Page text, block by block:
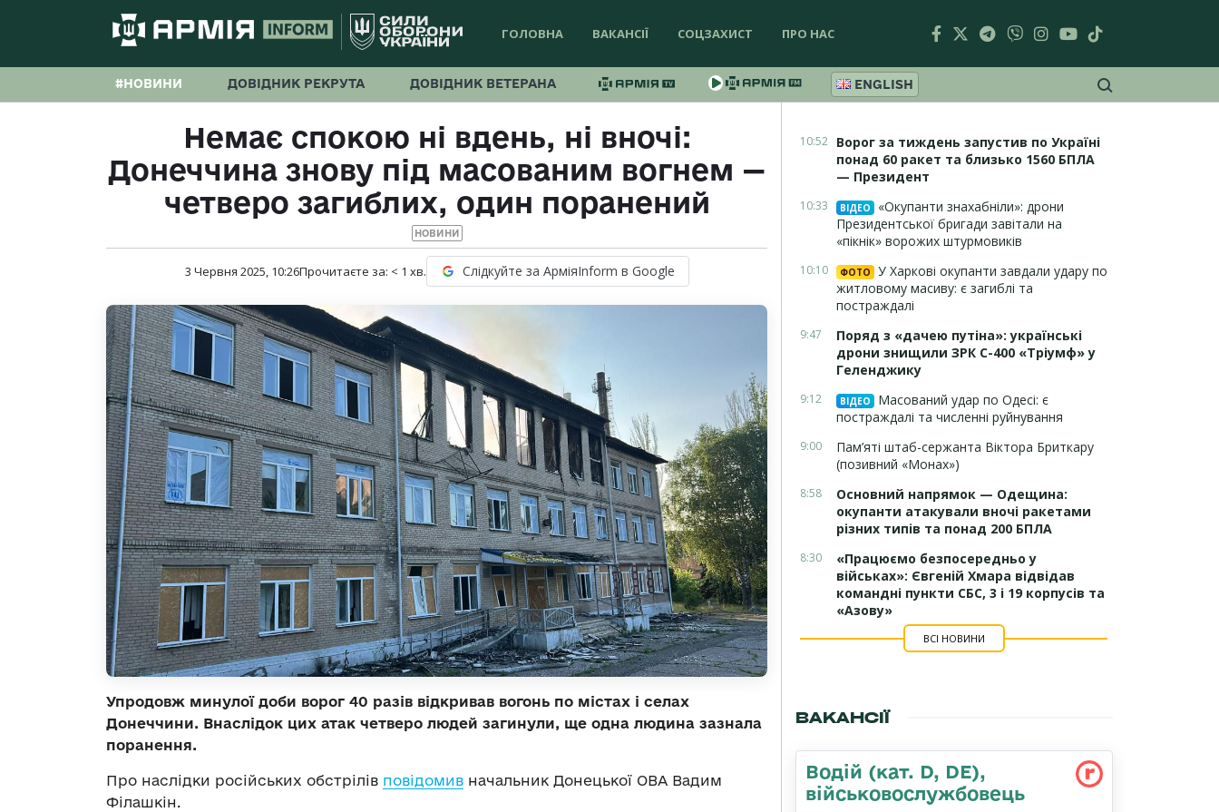
ГОЛОВНА ВАКАНСІЇ СОЦЗАХИСТ ПРО НАС
#НОВИНИ ДОВІДНИК РЕКРУТА ДОВІДНИК ВЕТЕРАНА ENGLISH
Немає спокою ні вдень, ні вночі:
Донеччина знову під масованим вогнем —
четверо загиблих, один поранений
НОВИНИ
3 Червня 2025, 10:26Прочитаєте за: < 1 хв. Слідкуйте за АрміяInform в Google
Упродовж минулої доби ворог 40 разів відкривав вогонь по містах і селах
Донеччини. Внаслідок цих атак четверо людей загинули, ще одна людина зазнала
поранення.
Про наслідки російських обстрілів повідомив начальник Донецької ОВА Вадим
Філашкін.
10:52 Ворог за тиждень запустив по Україні
понад 60 ракет та близько 1560 БПЛА
— Президент
10:33 ВІДЕО
«Окупанти знахабніли»: дрони
Президентської бригади завітали на
«пікнік» ворожих штурмовиків
10:10 ФОТО
У Харкові окупанти завдали удару по
житловому масиву: є загиблі та
постраждалі
9:47
Поряд з «дачею путіна»: українські
дрони знищили ЗРК С-400 «Тріумф» у
Геленджику
9:12 ВІДЕО
Масований удар по Одесі: є
постраждалі та численні руйнування
9:00
Пам’яті штаб-сержанта Віктора Бриткару
(позивний «Монах»)
8:58
Основний напрямок — Одещина:
окупанти атакували вночі ракетами
різних типів та понад 200 БПЛА
8:30
«Працюємо безпосередньо у
військах»: Євгеній Хмара відвідав
командні пункти СБС, 3 і 19 корпусів та
«Азову»
ВСІ НОВИНИ
ВАКАНСІЇ
Водій (кат. D, DE),
військовослужбовець